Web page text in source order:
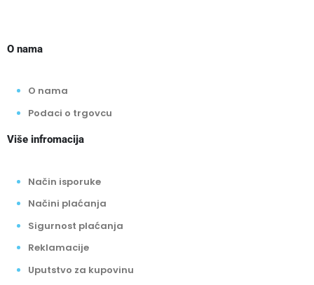
O nama
O nama
Podaci o trgovcu
Više infromacija
Način isporuke
Načini plaćanja
Sigurnost plaćanja
Reklamacije
Uputstvo za kupovinu